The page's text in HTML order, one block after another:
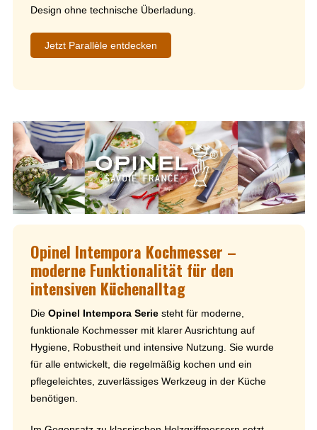
Design ohne technische Überladung.
Jetzt Parallèle entdecken
Opinel Intempora Kochmesser –
moderne Funktionalität für den
intensiven Küchenalltag
Die Opinel Intempora Seriesteht für moderne,
funktionale Kochmesser mit klarer Ausrichtung auf
Hygiene, Robustheit und intensive Nutzung. Sie wurde
für alle entwickelt, die regelmäßig kochen und ein
pflegeleichtes, zuverlässiges Werkzeug in der Küche
benötigen.